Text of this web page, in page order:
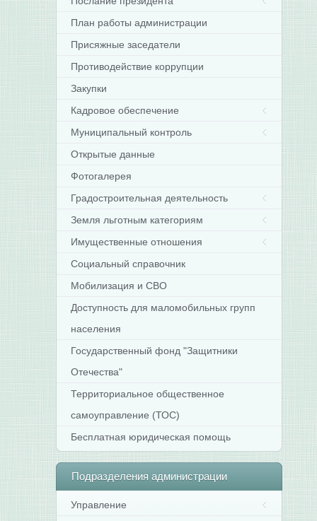
План работы администрации
Присяжные заседатели
Противодействие коррупции
Закупки
Кадровое обеспечение
Муниципальный контроль
Открытые данные
Фотогалерея
Градостроительная деятельность
Земля льготным категориям
Имущественные отношения
Социальный справочник
Мобилизация и СВО
Доступность для маломобильных групп
населения
Государственный фонд "Защитники
Отечества"
Территориальное общественное
самоуправление (ТОС)
Бесплатная юридическая помощь
Подразделения администрации
Управление